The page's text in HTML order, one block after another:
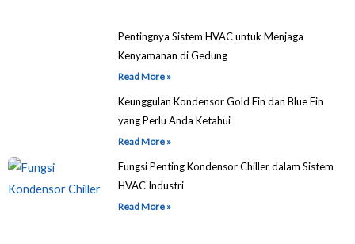
Pentingnya Sistem HVAC untuk Menjaga
Kenyamanan di Gedung
Read More »
Keunggulan Kondensor Gold Fin dan Blue Fin
yang Perlu Anda Ketahui
Read More »
Fungsi Penting Kondensor Chiller dalam Sistem
HVAC Industri
Read More »